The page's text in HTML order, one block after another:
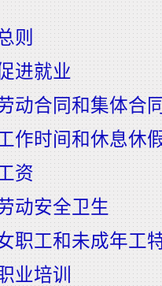
则
进就业
动合同和集体合
作时间和休息休
资
动安全卫生
职工和未成年工
业培训